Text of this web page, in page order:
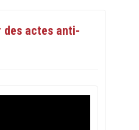
des actes anti-